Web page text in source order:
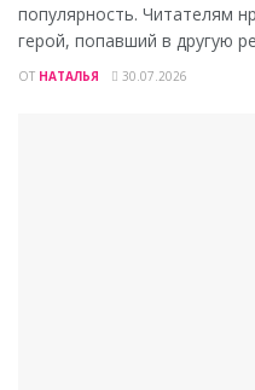
популярность. Читателям
герой, попавший в другую
ОТ НАТАЛЬЯ 30.07.2026